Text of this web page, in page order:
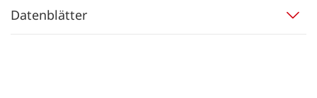
Datenblätter